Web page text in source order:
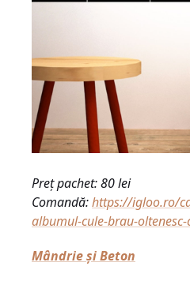
Preț pachet: 80 lei
Comandă:https://igloo.ro/
albumul-cule-brau-
Mândrie și Beton